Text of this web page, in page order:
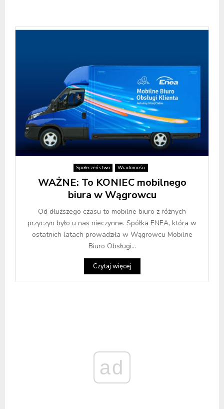
Społeczeństwo Wiadomości
WAŻNE: To KONIEC mobilnego
biura w Wągrowcu
Od dłuższego czasu to mobilne biuro z różnych
przyczyn było u nas nieczynne. Spółka ENEA, która w
ostatnich latach prowadziła w Wągrowcu Mobilne
Biuro Obsługi...
Czytaj więcej
ad